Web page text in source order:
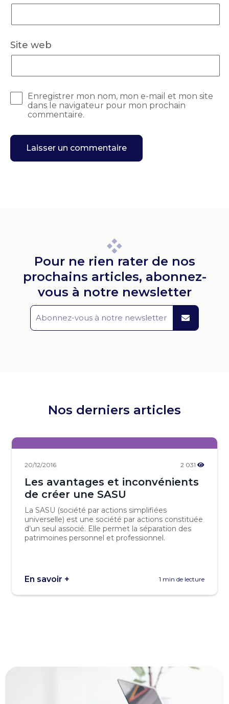
Site web
Enregistrer mon nom, mon e-mail et mon site
dans le navigateur pour mon prochain
commentaire.
Pour ne rien rater de nos
prochains articles, abonnez-
vous à notre newsletter
Nos derniers articles
20/12/2016 2 031
Les avantages et inconvénients
de créer une SASU
La SASU (société par actions simplifiées
universelle) est une société par actions constituée
d’un seul associé. Elle permet la séparation des
patrimoines personnel et professionnel.
En savoir + 1 min de lecture